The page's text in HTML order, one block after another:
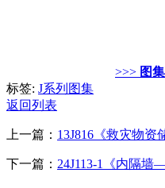
>>> 图
标签: J系列图集
返回列表
上一篇： 13J816《救灾物资
下一篇： 24J113-1《内隔墙